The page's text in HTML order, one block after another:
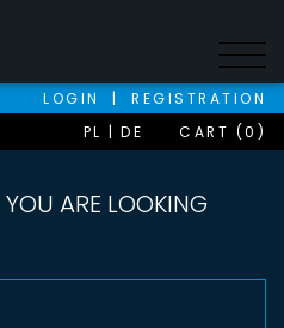
LOGIN |
REGISTRATION
PL
DE CART (0)
YOU ARE LOOKING